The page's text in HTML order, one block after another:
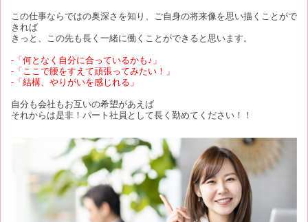
この仕事ならではの奥深さを知り、ご自身の将来像を思い描くことがで
きれば
きっと、この先も長く一緒に働くことができると思います。
-「何となく自分に合っているかも♪」
-「ここで腰をすえて頑張ってみたい！」
-「結構、やりがいを感じれる」
自分も会社もお互いの希望があえば
それからは是非！パート社員として長く勤めてください！！